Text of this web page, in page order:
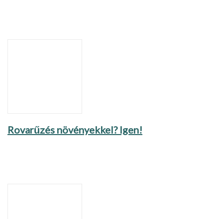
Rovarűzés növényekkel? Igen!